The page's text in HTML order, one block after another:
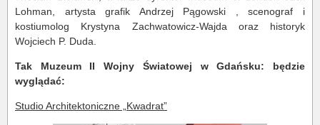
Lohman, artysta grafik Andrzej Pągowski , scenograf i
kostiumolog Krystyna Zachwatowicz-Wajda oraz historyk
Wojciech P. Duda.
Tak Muzeum II Wojny Światowej w Gdańsku: będzie
wyglądać:
Studio Architektoniczne „Kwadrat”